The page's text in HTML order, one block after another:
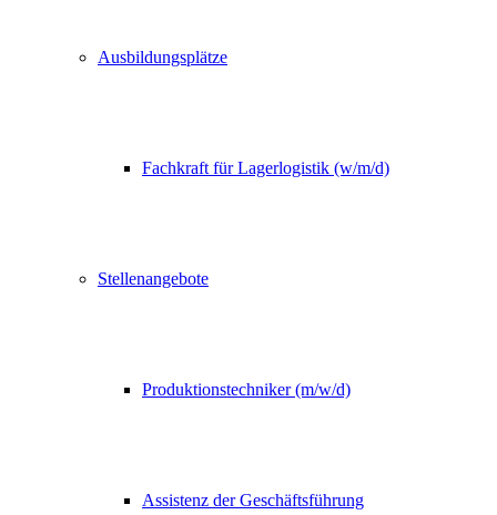
Ausbildungsplätze
Fachkraft für Lagerlogistik (w/m/d)
Stellenangebote
Produktionstechniker (m/w/d)
Assistenz der Geschäftsführung